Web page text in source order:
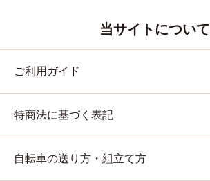
当サイトについて
ご利用ガイド
特商法に基づく表記
自転車の送り方・組立て方